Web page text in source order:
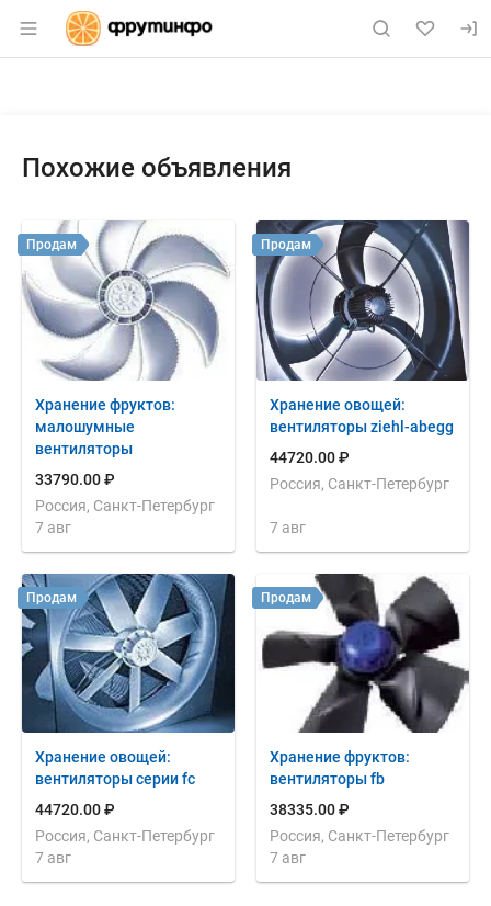
Раздел навигации по сайту fruitinfo.ru
Похожие объявления
Хранение фруктов:
малошумные
вентиляторы
33790.00 ₽
Россия, Санкт-Петербург
7 авг
Продам
Хранение овощей:
вентиляторы ziehl-abegg
44720.00 ₽
Россия, Санкт-Петербург
7 авг
Продам
Хранение овощей:
вентиляторы серии fc
44720.00 ₽
Россия, Санкт-Петербург
7 авг
Продам
Хранение фруктов:
вентиляторы fb
38335.00 ₽
Россия, Санкт-Петербург
7 авг
Продам